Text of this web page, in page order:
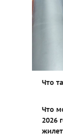
Что
Что
2026